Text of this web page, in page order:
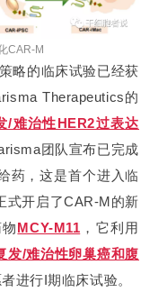
CAR-M
略的临床试验已经获
Therapeutics的
/难治性HER2过表达
团队宣布已完成
药，这是首个进入临
式开启了CAR-M的新
MCY-M11 ，它利用
发/难治性卵巢癌和腹
进行I期临床试验。